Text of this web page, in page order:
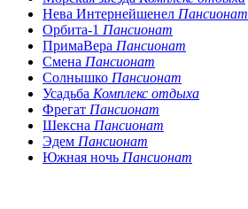
Нева Интернейшенел Пансионат
Орбита-1 Пансионат
ПримаВера Пансионат
Смена Пансионат
Солнышко Пансионат
Усадьба Комплекс отдыха
Фрегат Пансионат
Шексна Пансионат
Эдем Пансионат
Южная ночь Пансионат